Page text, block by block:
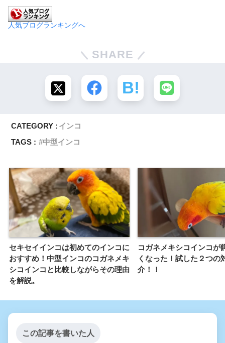
人気ブログランキングへ
SHARE
CATEGORY : インコ
TAGS :
中型インコ
セキセイインコは初めてのインコに
おすすめ！中型インコのコガネメキ
シコインコと比較しながらその理由
を解説。
コガネメキシコインコが
くなった！試した２つの
介！！
この記事を書いた人